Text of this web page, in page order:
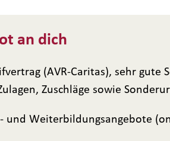
an dich
(AVR-Caritas), sehr gute
Zuschläge sowie
und Weiterbildungsangebote